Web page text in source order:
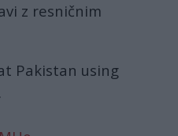
z resničnim
Pakistan using